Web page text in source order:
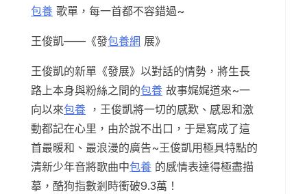
包養 歌單，每一首都不容錯過~
王俊凱——《發包養網 展》
王俊凱的新單《發展》以對話的情勢，將生長
路上本身與粉絲之間的包養 故事娓娓道來~一
向以來包養 ，王俊凱將一切的感歎、感恩和激
動都記在心里，由於說不出口，于是寫成了這
首最暖和、最浪漫的廣告~王俊凱用極具特點的
清新少年音將歌曲中包養 的感情表達得極盡描
摹，酷狗指數剎時衝破9.3萬！